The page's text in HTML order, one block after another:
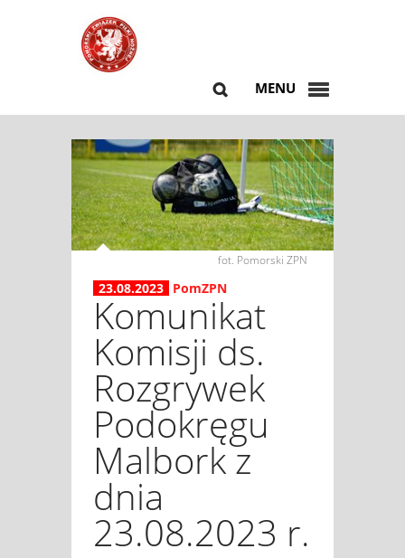
MENU
fot. Pomorski ZPN
23.08.2023 PomZPN
Komunikat
Komisji ds.
Rozgrywek
Podokręgu
Malbork z
dnia
23.08.2023 r.